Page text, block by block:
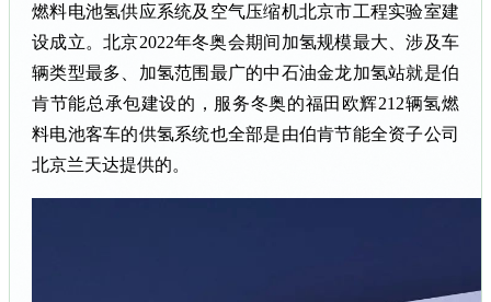
燃料电池氢供应系统及 空气压缩机北京市工程实验室建
设成立。北京2022年冬奥会期间加氢规模最大、涉及车
辆类型最多、加氢范围最广的中石油金龙加氢站就是伯
肯节能总承包建设的，服务冬奥的福田欧辉212辆氢燃
料电池客车的供氢系统也全部是由伯肯节能全资子公司
北京兰天达提供的。